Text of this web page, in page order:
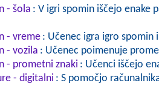
- šola : V igri spomin iščejo enake
- vreme : Učenec igra igro spomin
- vozila : Učenec poimenuje
- prometni znaki : Učenci iščejo
- digitalni : S pomočjo